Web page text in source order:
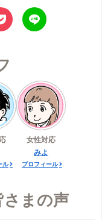
ル
女性対応
みよ
プロフィール
まの声